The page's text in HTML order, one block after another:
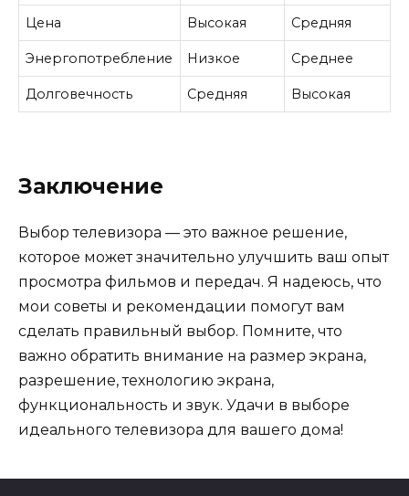
Цена Высокая Средняя
Энергопотребление Низкое Среднее
Долговечность Средняя Высокая
Заключение
Выбор телевизора — это важное решение,
которое может значительно улучшить ваш опыт
просмотра фильмов и передач. Я надеюсь, что
мои советы и рекомендации помогут вам
сделать правильный выбор. Помните, что
важно обратить внимание на размер экрана,
разрешение, технологию экрана,
функциональность и звук. Удачи в выборе
идеального телевизора для вашего дома!